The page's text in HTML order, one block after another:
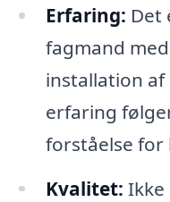
Erfaring: Det
fagmand
installation
erfaring
forståelse for
Kvalitet: Ikke